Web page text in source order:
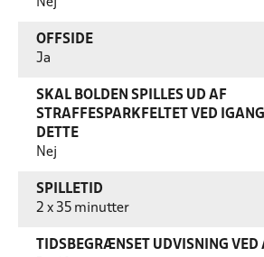
Nej
OFFSIDE
Ja
SKAL BOLDEN SPILLES UD AF
STRAFFESPARKFELTET VED
DETTE
Nej
SPILLETID
2 x 35 minutter
TIDSBEGRÆNSET UDVISNING VED